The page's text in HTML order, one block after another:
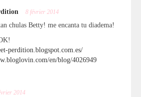
8 février 2014
chulas Betty! me encanta tu diadema!
perdition.blogspot.com.es/
en/blog/4026949
2014